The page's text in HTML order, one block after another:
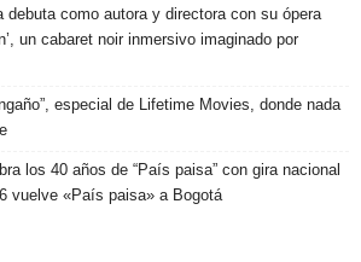
debuta como autora y directora con su ópera
un cabaret noir inmersivo imaginado por
especial de Lifetime Movies, donde nada
los 40 años de “País paisa” con gira nacional
vuelve «País paisa» a Bogotá